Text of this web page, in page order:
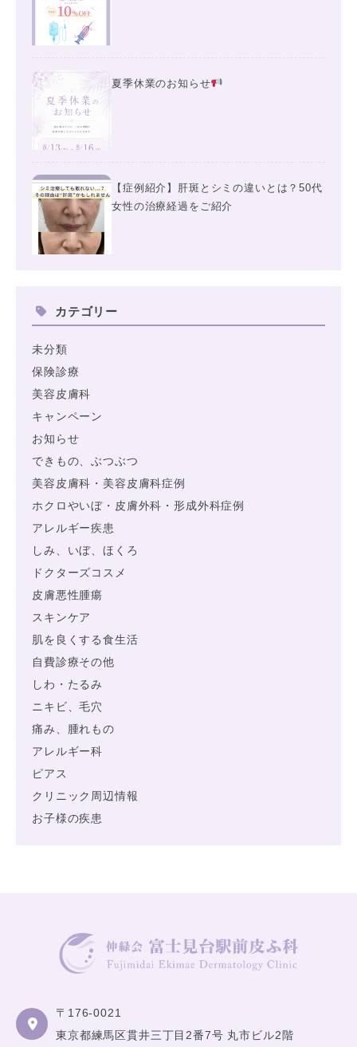
夏季休業のお知らせ
【症例紹介】肝斑とシミの違いとは？50代
女性の治療経過をご紹介
カテゴリー
未分類
保険診療
美容皮膚科
キャンペーン
お知らせ
できもの、ぶつぶつ
美容皮膚科・美容皮膚科症例
ホクロやいぼ・皮膚外科・形成外科症例
アレルギー疾患
しみ、いぼ、ほくろ
ドクターズコスメ
皮膚悪性腫瘍
スキンケア
肌を良くする食生活
自費診療その他
しわ・たるみ
ニキビ、毛穴
痛み、腫れもの
アレルギー科
ピアス
クリニック周辺情報
お子様の疾患
〒176-0021
東京都練馬区貫井三丁目2番7号 丸市ビル2階